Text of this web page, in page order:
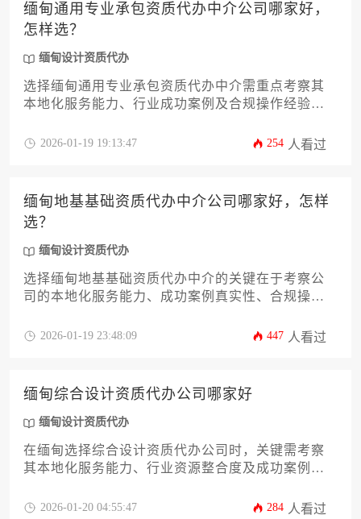
缅甸通用专业承包资质代办中介公司哪家好，
怎样选？
缅甸设计资质代办
选择缅甸通用专业承包资质代办中介需重点考察其
本地化服务能力、行业成功案例及合规操作经验，
专业化服务。
2026-01-19 19:13:47 254 人看过
缅甸地基基础资质代办中介公司哪家好，怎样
选？
缅甸设计资质代办
选择缅甸地基基础资质代办中介的关键在于考察公
司的本地化服务能力、成功案例真实性、合规操作
考察、合同细化和分期付款等方式规避风险。
2026-01-19 23:48:09 447 人看过
缅甸综合设计资质代办公司哪家好
缅甸设计资质代办
在缅甸选择综合设计资质代办公司时，关键需考察
其本地化服务能力、行业资源整合度及成功案例真
的代理资质，能够针对建筑设计、室内设计、景观
2026-01-20 04:55:47 284 人看过